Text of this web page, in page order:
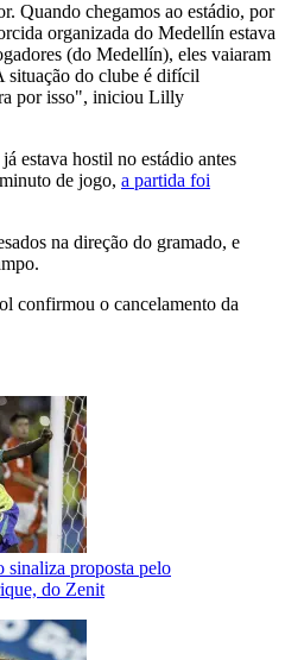
Quando chegamos ao estádio, por
organizada do Medellín estava
(do Medellín), eles vaiaram
situação do clube é difícil
por isso", iniciou Lilly
estava hostil no estádio antes
de jogo, a partida foi
na direção do gramado, e
confirmou o cancelamento da
sinaliza proposta pelo
do Zenit